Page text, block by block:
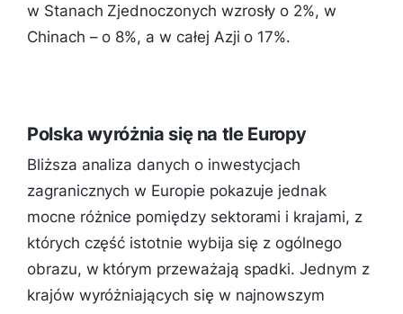
w Stanach Zjednoczonych wzrosły o 2%, w
Chinach – o 8%, a w całej Azji o 17%.
Polska wyróżnia się na tle Europy
Bliższa analiza danych o inwestycjach
zagranicznych w Europie pokazuje jednak
mocne różnice pomiędzy sektorami i krajami, z
których część istotnie wybija się z ogólnego
obrazu, w którym przeważają spadki. Jednym z
krajów wyróżniających się w najnowszym